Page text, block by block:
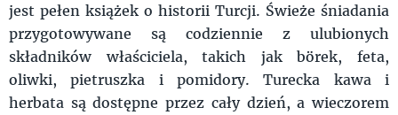
jest pełen książek o historii Turcji. Świeże śniadania
przygotowywane są codziennie z ulubionych
składników właściciela, takich jak börek, feta,
oliwki, pietruszka i pomidory. Turecka kawa i
herbata są dostępne przez cały dzień, a wieczorem